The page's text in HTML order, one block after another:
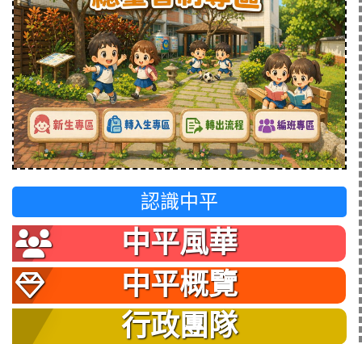
認識中平
中平風華
中平概覽
行政團隊